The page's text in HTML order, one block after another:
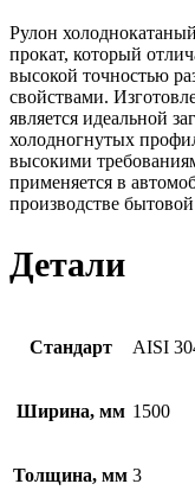
Рулон
прокат, который
высокой точностью
свойствами.
является идеальной
холодногнутых
высокими
применяется в
производстве
Детали
Стандарт AISI
Ширина, мм 1500
Толщина, мм 3